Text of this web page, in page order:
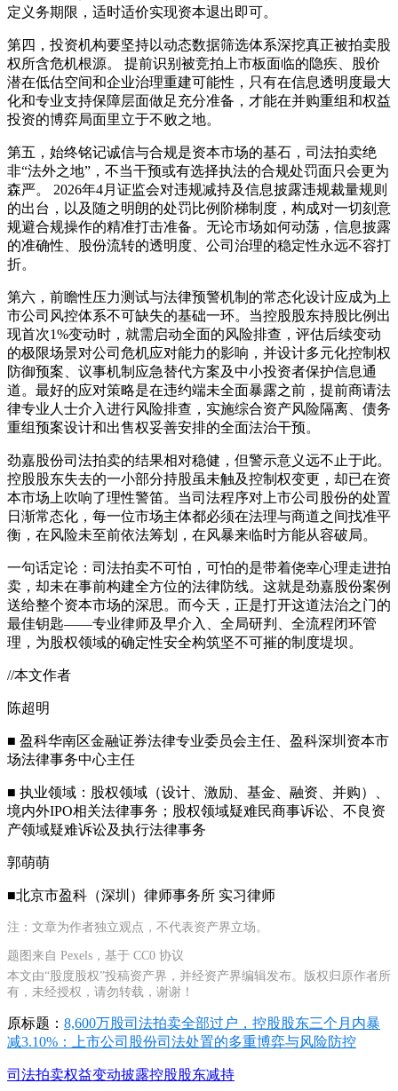
定义务期限，适时适价实现资本退出即可。
第四，投资机构要坚持以动态数据筛选体系深挖真正被拍卖股
权所含危机根源。 提前识别被竞拍上市板面临的隐疾、股价
潜在低估空间和企业治理重建可能性，只有在信息透明度最大
化和专业支持保障层面做足充分准备，才能在并购重组和权益
投资的博弈局面里立于不败之地。
第五，始终铭记诚信与合规是资本市场的基石，司法拍卖绝
非“法外之地”，不当干预或有选择执法的合规处罚面只会更为
森严。 2026年4月证监会对违规减持及信息披露违规裁量规则
的出台，以及随之明朗的处罚比例阶梯制度，构成对一切刻意
规避合规操作的精准打击准备。无论市场如何动荡，信息披露
的准确性、股份流转的透明度、公司治理的稳定性永远不容打
折。
第六，前瞻性压力测试与法律预警机制的常态化设计应成为上
市公司风控体系不可缺失的基础一环。当控股股东持股比例出
现首次1%变动时，就需启动全面的风险排查，评估后续变动
的极限场景对公司危机应对能力的影响，并设计多元化控制权
防御预案、议事机制应急替代方案及中小投资者保护信息通
道。最好的应对策略是在违约端未全面暴露之前，提前商请法
律专业人士介入进行风险排查，实施综合资产风险隔离、债务
重组预案设计和出售权妥善安排的全面法治干预。
劲嘉股份司法拍卖的结果相对稳健，但警示意义远不止于此。
控股股东失去的一小部分持股虽未触及控制权变更，却已在资
本市场上吹响了理性警笛。当司法程序对上市公司股份的处置
日渐常态化，每一位市场主体都必须在法理与商道之间找准平
衡，在风险未至前依法筹划，在风暴来临时方能从容破局。
一句话定论：司法拍卖不可怕，可怕的是带着侥幸心理走进拍
卖，却未在事前构建全方位的法律防线。这就是劲嘉股份案例
送给整个资本市场的深思。而今天，正是打开这道法治之门的
最佳钥匙——专业律师及早介入、全局研判、全流程闭环管
理，为股权领域的确定性安全构筑坚不可摧的制度堤坝。
//本文作者
陈超明
■ 盈科华南区金融证券法律专业委员会主任、盈科深圳资本市
场法律事务中心主任
■ 执业领域：股权领域（设计、激励、基金、融资、并购）、
境内外IPO相关法律事务；股权领域疑难民商事诉讼、不良资
产领域疑难诉讼及执行法律事务
郭萌萌
■北京市盈科（深圳）律师事务所 实习律师
注：文章为作者独立观点，不代表资产界立场。
题图来自 Pexels，基于 CC0 协议
本文由“股度股权”投稿资产界，并经资产界编辑发布。版权归原作者所
有，未经授权，请勿转载，谢谢！
原标题： 8,600万股司法拍卖全部过户，控股股东三个月内暴
减3.10%：上市公司股份司法处置的多重博弈与风险防控
司法拍卖权益变动披露控股股东减持